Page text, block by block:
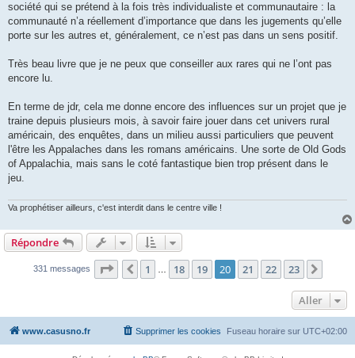
société qui se prétend à la fois très individualiste et communautaire : la
communauté n’a réellement d’importance que dans les jugements qu’elle
porte sur les autres et, généralement, ce n’est pas dans un sens positif.
Très beau livre que je ne peux que conseiller aux rares qui ne l’ont pas
encore lu.
En terme de jdr, cela me donne encore des influences sur un projet que je
traine depuis plusieurs mois, à savoir faire jouer dans cet univers rural
américain, des enquêtes, dans un milieu aussi particuliers que peuvent
l'être les Appalaches dans les romans américains. Une sorte de Old Gods
of Appalachia, mais sans le coté fantastique bien trop présent dans le
jeu.
Va prophétiser ailleurs, c'est interdit dans le centre ville !
Répondre
331 messages Page 20 sur 23
Précédent
1 18 19 20 21 22 23
Aller
www.casusno.fr Fuseau horaire sur UTC+02:00
Supprimer les cookies